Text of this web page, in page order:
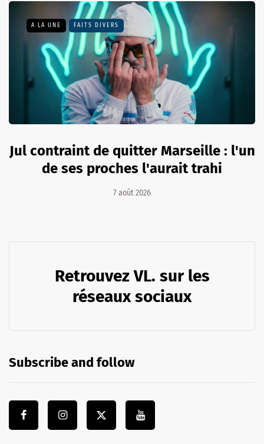
A LA UNE FAITS DIVERS
Jul contraint de quitter Marseille : l'un
de ses proches l'aurait trahi
7 août 2026
Retrouvez VL. sur les
réseaux sociaux
Subscribe and follow